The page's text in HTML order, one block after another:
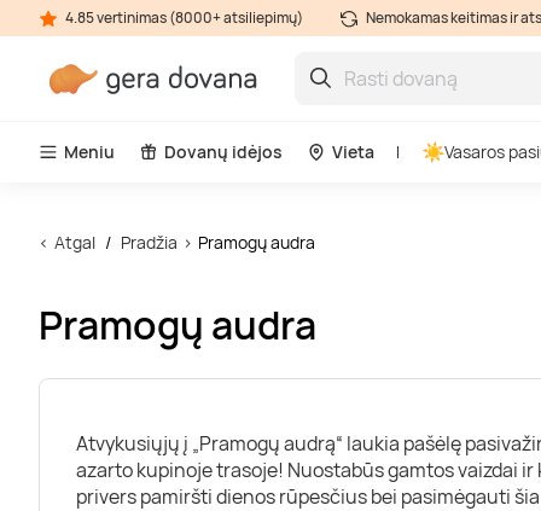
4.85 vertinimas (8000+ atsiliepimų) Nemokamas keitimas ir
Meniu Dovanų idėjos Vieta Vasaros
Atgal Pradžia Pramogų audra
Pramogų audra
Atvykusiųjų į „Pramogų audrą“ laukia pašėlę
azarto kupinoje trasoje! Nuostabūs gamtos vaizdai
privers pamiršti dienos rūpesčius bei pasimėgauti